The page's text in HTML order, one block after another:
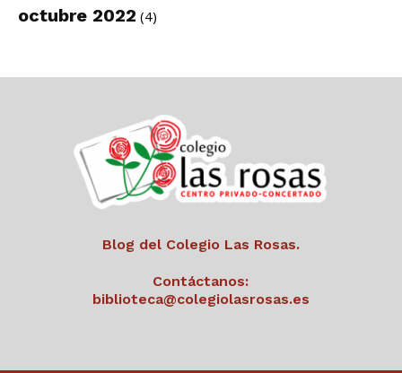
octubre 2022 (4)
Blog del Colegio Las Rosas.
Contáctanos:
biblioteca@colegiolasrosas.es